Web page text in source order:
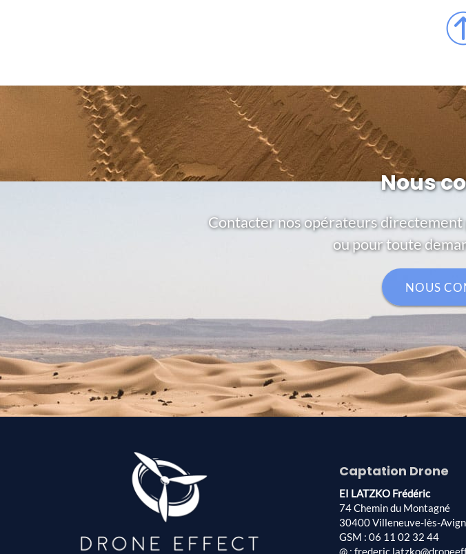
Nous
Contacter nos opérateurs
ou pour toute
NOUS
Captation Drone
EI LATZKO Frédéric
74 Chemin du Montagné
30400 Villeneuve-lès-
GSM : 06 11 02 32 44
@ :